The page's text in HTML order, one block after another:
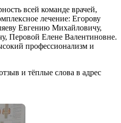
всей команде врачей,
лечение: Егорову
Евгению Михайловичу,
Перовой Елене Валентиновне.
профессионализм и
и тёплые слова в адрес